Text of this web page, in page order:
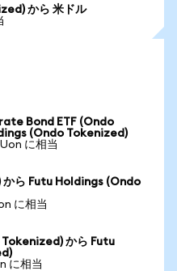
から 米ドル
Bond ETF (Ondo
(Ondo Tokenized)
に相当
ら Futu Holdings (Ondo
に相当
から Futu
に相当